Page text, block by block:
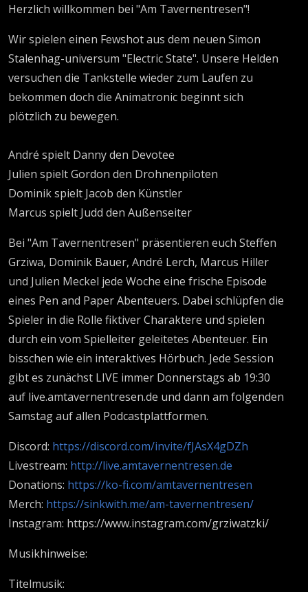
Herzlich willkommen bei "Am Tavernentresen"!
Wir spielen einen Fewshot aus dem neuen Simon
Stalenhag-universum "Electric State". Unsere Helden
versuchen die Tankstelle wieder zum Laufen zu
bekommen doch die Animatronic beginnt sich
plötzlich zu bewegen.
André spielt Danny den Devotee
Julien spielt Gordon den Drohnenpiloten
Dominik spielt Jacob den Künstler
Marcus spielt Judd den Außenseiter
Bei "Am Tavernentresen" präsentieren euch Steffen
Grziwa, Dominik Bauer, André Lerch, Marcus Hiller
und Julien Meckel jede Woche eine frische Episode
eines Pen and Paper Abenteuers. Dabei schlüpfen die
Spieler in die Rolle fiktiver Charaktere und spielen
durch ein vom Spielleiter geleitetes Abenteuer. Ein
bisschen wie ein interaktives Hörbuch. Jede Session
gibt es zunächst LIVE immer Donnerstags ab 19:30
auf live.amtavernentresen.de und dann am folgenden
Samstag auf allen Podcastplattformen.
Discord: https://discord.com/invite/fJAsX4gDZh
Livestream: http://live.amtavernentresen.de
Donations: https://ko-fi.com/amtavernentresen
Merch: https://sinkwith.me/am-tavernentresen/
Instagram: https://www.instagram.com/grziwatzki/
Musikhinweise:
Titelmusik: